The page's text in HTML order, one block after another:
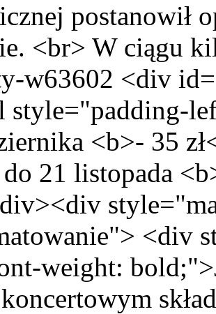
postanowił
<br> W ciągu
w63602 <div
style="padding-
<b>- 35
do 21 listopada
<div
weight: